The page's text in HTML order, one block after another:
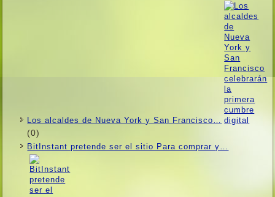
Los alcaldes de Nueva York y San Francisco…
(0)
BitInstant pretende ser el sitio Para comprar y…